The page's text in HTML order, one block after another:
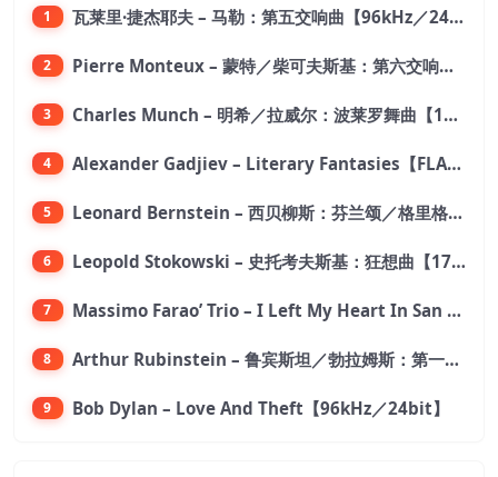
1 瓦莱里·捷杰耶夫 – 马勒：第五交响曲【96kHz／24bit】
2 Pierre Monteux – 蒙特／柴可夫斯基：第六交响曲【176.4kHz／24bit】
3 Charles Munch – 明希／拉威尔：波莱罗舞曲【176.4kHz／24bit】
4 Alexander Gadjiev – Literary Fantasies【FLAC 192】
5 Leonard Bernstein – 西贝柳斯：芬兰颂／格里格：培尔·金特组曲【44.1kHz／24bit】
6 Leopold Stokowski – 史托考夫斯基：狂想曲【176.4kHz／24bit】
7 Massimo Farao’ Trio – I Left My Heart In San Francisco (2.8MHz DSD)【2.8MHz／1bit】
8 Arthur Rubinstein – 鲁宾斯坦／勃拉姆斯：第一钢琴协奏曲【176.4kHz／24bit】
9 Bob Dylan – Love And Theft【96kHz／24bit】